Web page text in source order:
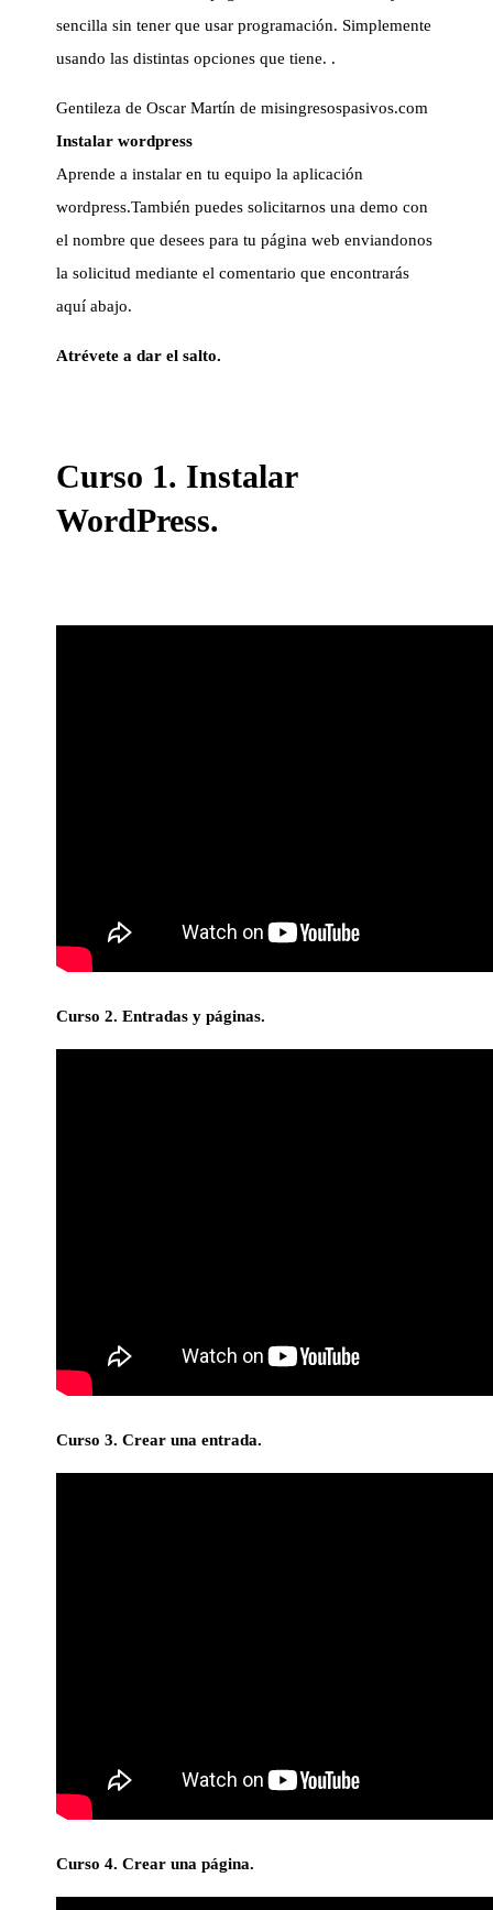
sencilla sin tener que usar programación. Simplemente
usando las distintas opciones que tiene. .
Gentileza de Oscar Martín de misingresospasivos.com
Instalar wordpress
Aprende a instalar en tu equipo la aplicación
wordpress.También puedes solicitarnos una demo con
el nombre que desees para tu página web enviandonos
la solicitud mediante el comentario que encontrarás
aquí abajo.
Atrévete a dar el salto.
Curso 1. Instalar
WordPress.
Curso 2. Entradas y páginas.
Curso 3. Crear una entrada.
Curso 4. Crear una página.